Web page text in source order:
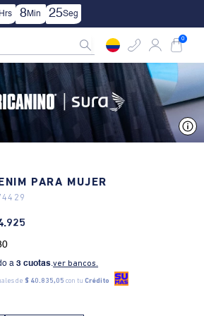
Rastrea tu pedido aquí
0
PARA MUJER
.925
a3 cuotas.ver bancos.
de $ 40.835,05 con tuCrédito